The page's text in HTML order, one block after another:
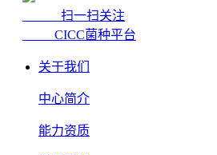
扫一扫关注
CICC菌种平台
关于我们
中心简介
能力资质